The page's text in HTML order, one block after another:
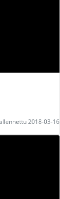
2018-03-16